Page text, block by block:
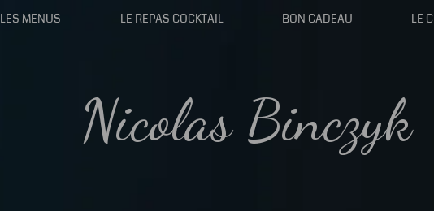
Nicolas Binczyk
LES MENUS LE REPAS COCKTAIL BON CADEAU LE